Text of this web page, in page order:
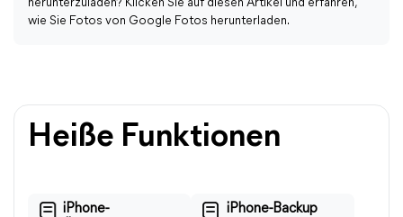
herunterzuladen? Klicken Sie auf diesen Artikel und erfahren,
wie Sie Fotos von Google Fotos herunterladen.
Heiße Funktionen
iPhone-
iPhone-Backup